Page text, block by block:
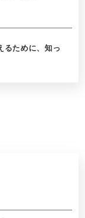
るために、知っ